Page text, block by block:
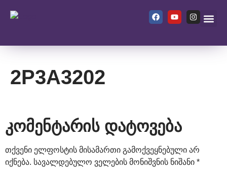
2P3A3202
კომენტარის დატოვება
თქვენი ელფოსტის მისამართი გამოქვეყნებული არ
იქნება. სავალდებულო ველების მონიშვნის ნიშანი *